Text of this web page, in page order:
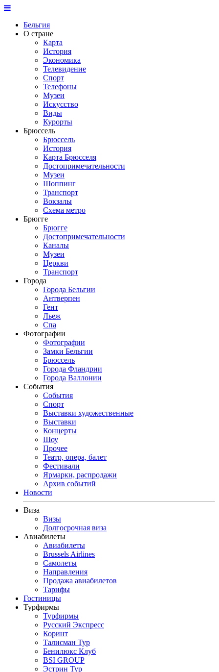
Бельгия
О стране
Карта
История
Экономика
Телевидение
Спорт
Телефоны
Музеи
Искусство
Виды
Курорты
Брюссель
Брюссель
История
Карта Брюсселя
Достопримечательности
Музеи
Шоппинг
Транспорт
Вокзалы
Схема метро
Брюгге
Брюгге
Достопримечательности
Каналы
Музеи
Церкви
Транспорт
Города
Города Бельгии
Антверпен
Гент
Льеж
Спа
Фотографии
Фотографии
Замки Бельгии
Брюссель
Города Фландрии
Города Валлонии
События
События
Спорт
Выставки художественные
Выставки
Концерты
Шоу
Прочее
Театр, опера, балет
Фестивали
Ярмарки, распродажи
Архив событий
Новости
Виза
Визы
Долгосрочная виза
Авиабилеты
Авиабилеты
Brussels Airlines
Самолеты
Направления
Продажа авиабилетов
Тарифы
Гостиницы
Турфирмы
Турфирмы
Русский Экспресс
Коринт
Талисман Тур
Бенилюкс Клуб
BSI GROUP
Эстрин Тур